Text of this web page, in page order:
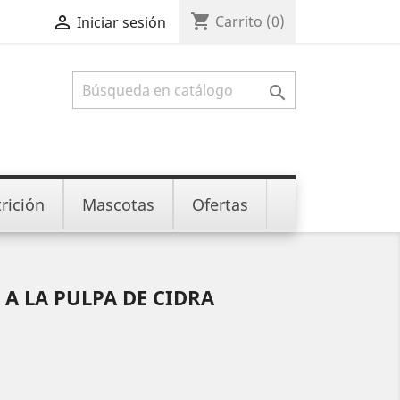
 Iniciar sesión shopping_cart Carrito (0)

Mascotas Ofertas
LA PULPA DE CIDRA